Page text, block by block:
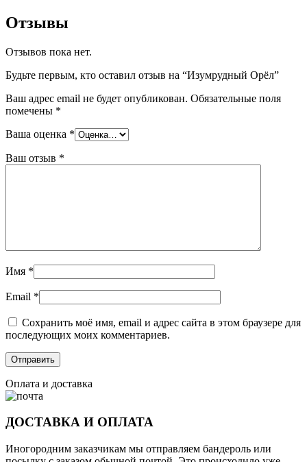
Отзывы
Отзывов пока нет.
Будьте первым, кто оставил отзыв на “Изумрудный Орёл”
Ваш адрес email не будет опубликован. Обязательные поля
помечены *
Ваша оценка *
Ваш отзыв *
Имя *
Email *
Сохранить моё имя, email и адрес сайта в этом браузере для
последующих моих комментариев.
Оплата и доставка
ДОСТАВКА И ОПЛАТА
Иногородним заказчикам мы отправляем бандероль или